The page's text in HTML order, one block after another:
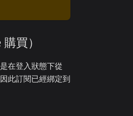
買）
在登入狀態下從
此訂閱已經綁定到